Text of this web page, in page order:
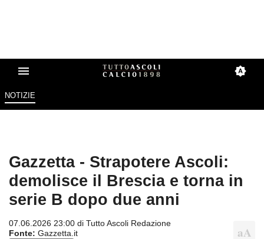
NOTIZIE
Gazzetta - Strapotere Ascoli:
demolisce il Brescia e torna in
serie B dopo due anni
07.06.2026 23:00 di Tutto Ascoli Redazione
Fonte: Gazzetta.it